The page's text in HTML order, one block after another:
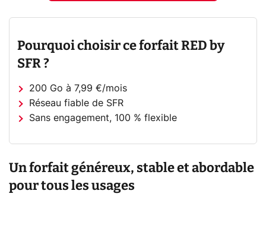
Pourquoi choisir ce forfait RED by
SFR ?
200 Go à 7,99 €/mois
Réseau fiable de SFR
Sans engagement, 100 % flexible
Un forfait généreux, stable et abordable
pour tous les usages